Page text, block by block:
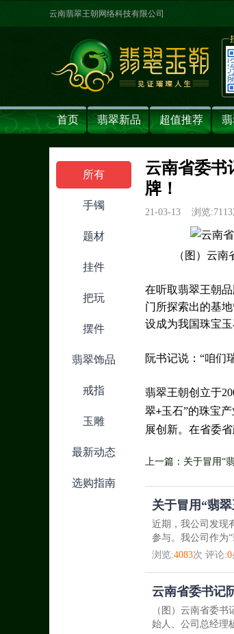
云南翡翠王朝网络科技有限公司
首页 翡翠新品 超值推荐
所有
手镯
题材
挂件
把玩
摆件
翡翠饰品
戒指
玉雕
最新动态
选购指南
云南省委书
牌！
21-03-13 浏览:7113
（图）云
在听取翡翠王朝
门所探索出的基
设成为我国珠宝玉
阮书记说： “咱们
翡翠王朝创立于
翠+玉石”的珠宝
展创新。在省委
上一篇：关于冒用“
关于冒用“翡
近期，我公司发现
参与。我公司作为
浏览:4083次 评论:0
云南省委书记
（图）云南省委
始人、公司总经理